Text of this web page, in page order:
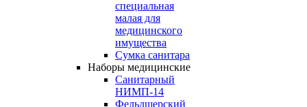
специальная
малая для
медицинского
имущества
Сумка санитара
Наборы медицинские
Cанитарный
НИМП-14
Фельдшерский